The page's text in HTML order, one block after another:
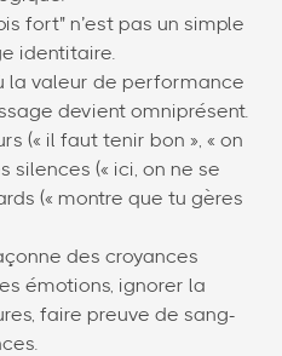
fort" n’est pas un simple
identitaire.
la valeur de performance
devient omniprésent.
(« il faut tenir bon », « on
silences (« ici, on ne se
(« montre que tu gères
des croyances
émotions, ignorer la
faire preuve de sang-